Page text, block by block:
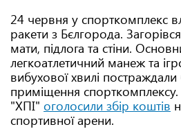
24 червня у спорткомплекс
ракети з Бєлгорода.
мати, підлога та стіни.
легкоатлетичний манеж та
вибухової хвилі постраждали
приміщення
"ХПІ" оголосили збір коштів
спортивної арени.